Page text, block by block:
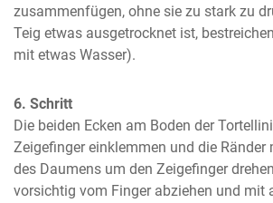
zusammenfügen, ohne sie zu stark zu
Teig etwas ausgetrocknet ist,
mit etwas Wasser).
6. Schritt
Die beiden Ecken am Boden der
Zeigefinger einklemmen und die Ränder
des Daumens um den Zeigefinger
vorsichtig vom Finger abziehen und mit